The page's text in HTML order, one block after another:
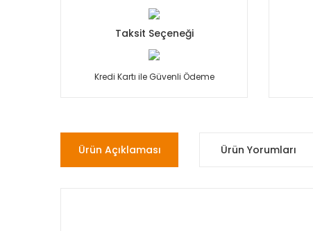
Taksit Seçeneği
Kredi Kartı ile Güvenli Ödeme
Ürün Açıklaması Ürün Yorumları